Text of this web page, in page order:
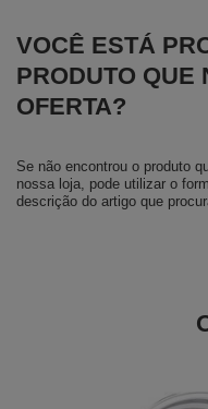
VOCÊ ESTÁ
PRODUTO QUE
OFERTA?
Se não encontrou o produto
nossa loja, pode utilizar o
descrição do artigo que